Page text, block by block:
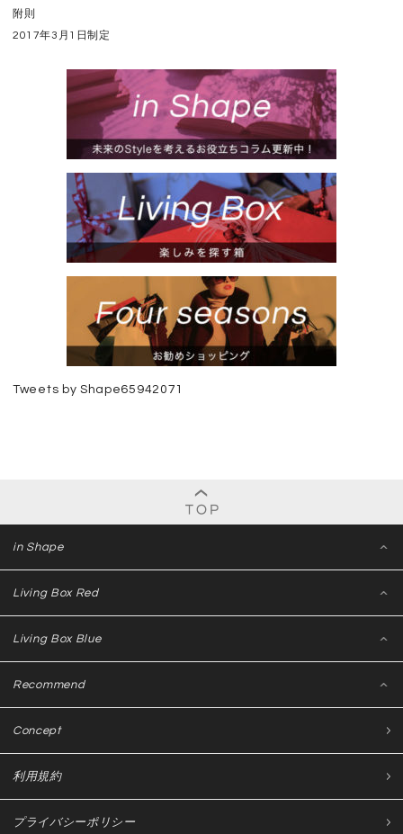
附則
2017年3月1日制定
Tweets by Shape65942071
in Shape
Living Box Red
Living Box Blue
Recommend
Concept
利用規約
プライバシーポリシー